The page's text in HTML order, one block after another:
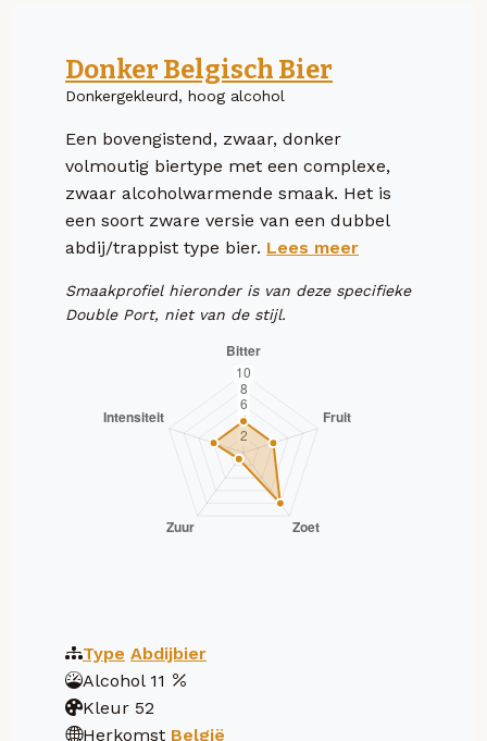
Donker Belgisch Bier
Donkergekleurd, hoog alcohol
Een bovengistend, zwaar, donker
volmoutig biertype met een complexe,
zwaar alcoholwarmende smaak. Het is
een soort zware versie van een dubbel
abdij/trappist type bier. Lees meer
Smaakprofiel hieronder is van deze specifieke
Double Port, niet van de stijl.
Type Abdijbier
Alcohol 11
Kleur 52
Herkomst België